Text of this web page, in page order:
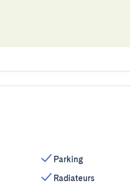
Parking
Radiateurs